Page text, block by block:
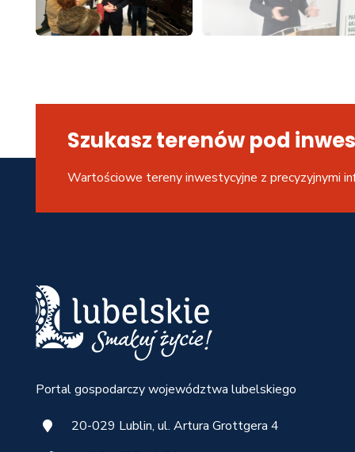
Szukasz terenów pod
Wartościowe tereny inwestycyjne z precyzyjnymi
Portal gospodarczy województwa lubelskiego
20-029 Lublin, ul. Artura Grottgera 4